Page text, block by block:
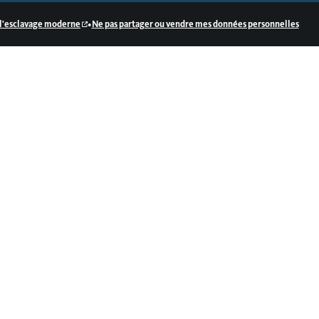
moderne •Ne pas partager ou vendre mes données personnelles